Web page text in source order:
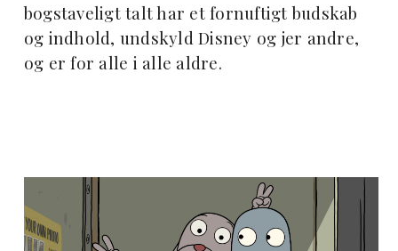
bogstaveligt talt har et fornuftigt budskab
og indhold, undskyld Disney og jer andre,
og er for alle i alle aldre.